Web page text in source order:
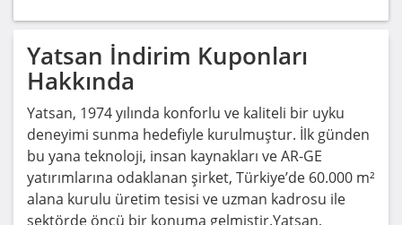
Yatsan İndirim Kuponları
Hakkında
Yatsan, 1974 yılında konforlu ve kaliteli bir uyku
deneyimi sunma hedefiyle kurulmuştur. İlk günden
bu yana teknoloji, insan kaynakları ve AR-GE
yatırımlarına odaklanan şirket, Türkiye’de 60.000 m²
alana kurulu üretim tesisi ve uzman kadrosu ile
sektörde öncü bir konuma gelmiştir.Yatsan,